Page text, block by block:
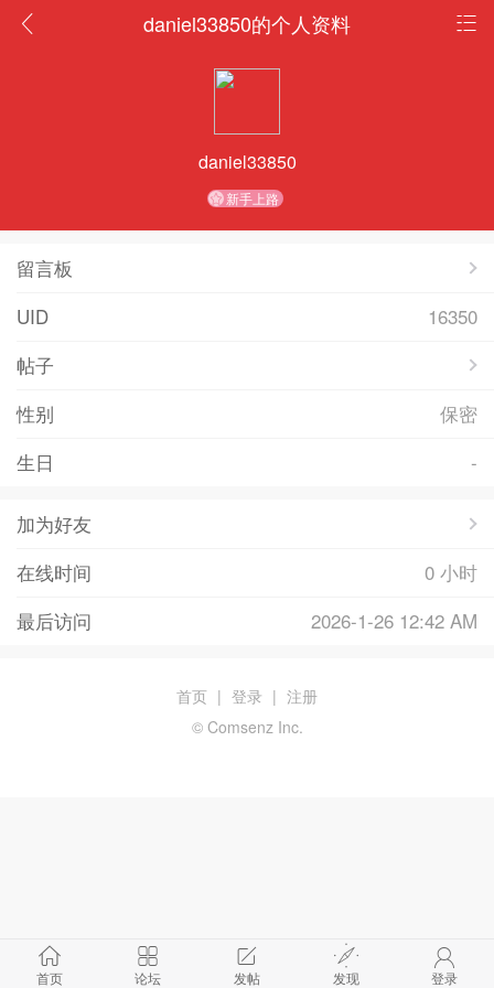
daniel33850的个人资料
daniel33850
新手上路
留言板
UID
16350
帖子
性别
保密
生日
-
加为好友
在线时间
0 小时
最后访问
2026-1-26 12:42 AM
首页 论坛 发帖 发现 登录
首页 | 登录 | 注册
© Comsenz Inc.